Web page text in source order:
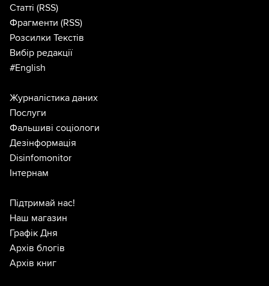
Статті (RSS)
Фрагменти (RSS)
Розсилки Текстів
Вибір редакції
#English
Журналістика даних
Послуги
Фальшиві соціологи
Дезінформація
Disinfomonitor
Інтернам
Підтримай нас!
Наш магазин
Графік Дня
Архів блогів
Архів книг